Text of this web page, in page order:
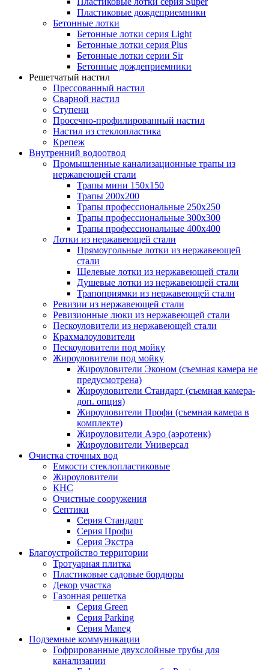
Пластиковые дождеприемники
Бетонные лотки
Бетонные лотки серия Light
Бетонные лотки серия Plus
Бетонные лотки серии Sir
Бетонные дождеприемники
Решетчатый настил
Прессованный настил
Сварной настил
Ступени
Просечно-профилированный настил
Настил из стеклопластика
Крепеж
Внутренний водоотвод
Промышленные канализационные трапы из
нержавеющей стали
Трапы мини 150х150
Трапы 200х200
Трапы профессиональные 250х250
Трапы профессиональные 300х300
Трапы профессиональные 400х400
Лотки из нержавеющей стали
Прямоугольные лотки из нержавеющей
стали
Щелевые лотки из нержавеющей стали
Душевые лотки из нержавеющей стали
Трапоприямки из нержавеющей стали
Ревизии из нержавеющей стали
Ревизионные люки из нержавеющей стали
Пескоуловители из нержавеющей стали
Крахмалоуловители
Пескоуловители под мойку
Жироуловители под мойку
Жироуловители Эконом (съемная камера не
предусмотрена)
Жироуловители Стандарт (съемная камера-
доп. опция)
Жироуловители Профи (съемная камера в
комплекте)
Жироуловители Аэро (аэротенк)
Жироуловители Универсал
Очистка сточных вод
Емкости стеклопластиковые
Жироуловители
КНС
Очистные сооружения
Септики
Серия Стандарт
Серия Профи
Серия Экстра
Благоустройство территории
Тротуарная плитка
Пластиковые садовые бордюры
Декор участка
Газонная решетка
Серия Green
Серия Parking
Серия Maneg
Подземные коммуникации
Гофрированные двухслойные трубы для
канализации